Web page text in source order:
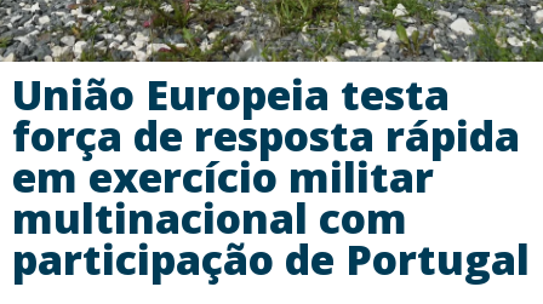
União Europeia testa
força de resposta rápida
em exercício militar
multinacional com
participação de Portugal